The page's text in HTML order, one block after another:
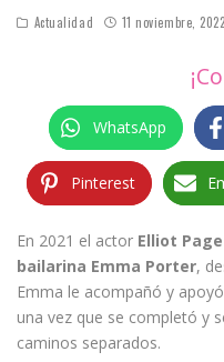
Actualidad 11 noviembre, 2022
WhatsApp
Pinterest
En 2021 el actor Elliot
bailarina Emma Porter,
Emma le acompañó y
una vez que se completó y
caminos separados.